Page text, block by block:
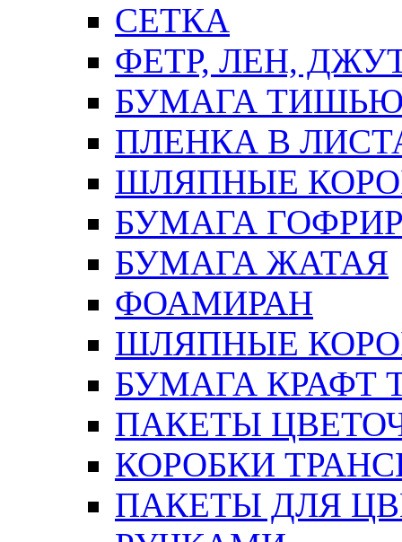
СЕТКА
ФЕТР, ЛЕН,
БУМАГА
ПЛЕНКА В
ШЛЯПНЫЕ
БУМАГА
БУМАГА ЖАТАЯ
ФОАМИРАН
ШЛЯПНЫЕ
БУМАГА КРАФТ
ПАКЕТЫ
КОРОБКИ
ПАКЕТЫ ДЛЯ